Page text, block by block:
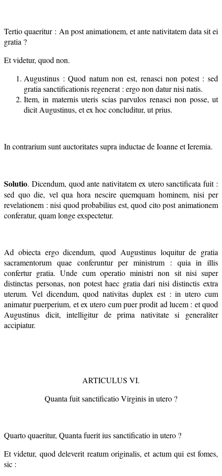
Tertio quaeritur : An post animationem, et ante nativitatem data sit ei
gratia ?
Et videtur, quod non.
Augustinus : Quod natum non est, renasci non potest : sed
gratia sanctificationis regenerat : ergo non datur nisi natis.
Item, in maternis uteris scias parvulos renasci non posse, ut
dicit Augustinus, et ex hoc concluditur, ut prius.
In contrarium sunt auctoritates supra inductae de Ioanne et Ieremia.
Solutio. Dicendum, quod ante nativitatem ex utero sanctificata fuit :
sed quo die, vel qua hora nescire quemquam hominem, nisi per
revelationem : nisi quod probabilius est, quod cito post animationem
conferatur, quam longe exspectetur.
Ad obiecta ergo dicendum, quod Augustinus loquitur de gratia
sacramentorum quae conferuntur per ministrum : quia in illis
confertur gratia. Unde cum operatio ministri non sit nisi super
distinctas personas, non potest haec gratia dari nisi distinctis extra
uterum. Vel dicendum, quod nativitas duplex est : in utero cum
animatur puerperium, et ex utero cum puer prodit ad lucem : et quod
Augustinus dicit, intelligitur de prima nativitate si generaliter
accipiatur.
ARTICULUS VI.
Quanta fuit sanctificatio Virginis in utero ?
Quarto quaeritur, Quanta fuerit ius sanctificatio in utero ?
Et videtur, quod deleverit reatum originalis, et actum qui est fomes,
sic :